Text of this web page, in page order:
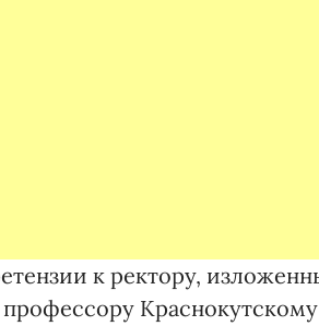
к ректору,